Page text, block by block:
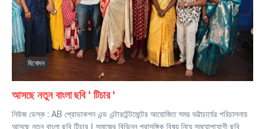
বিনোদন
আসছে নতুন বাংলা ছবি ‘ টিচার ‘
নিউজ ডেস্ক : AB প্রোডাকশন এন্ড এন্টারটেন্টমেন্টের আয়োজিত সমর ভট্টাচার্যের পরিচালনায়
আসছে নতুন বাংলা ছবি টিচার | সমাজের বিভিন্ন প্রাসঙ্গিক বিষয় নিয়ে সময়োপযোগী ছবি